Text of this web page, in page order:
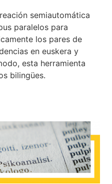
semiautomática
paralelos para
los pares de
en euskera y
esta herramienta
bilingües.